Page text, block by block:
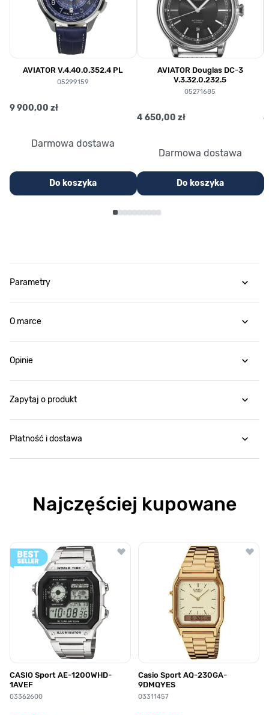
AVIATOR V.4.40.0.352.4 PL
05299159
9 900,00 zł
Darmowa dostawa
Do koszyka
AVIATOR Douglas DC-3
V.3.32.0.232.5
05271685
4 650,00 zł
Darmowa dostawa
Do koszyka
Parametry
O marce
Opinie
Zapytaj o produkt
Płatność i dostawa
Najczęściej kupowane
Poruszanie się po elementach karuzeli jest możliwe za pomocą
Naciśnij, aby pominąć karuzelę
Naciśnij, aby przejść do nawigacji karuzeli
CASIO Sport AE-1200WHD-
1AVEF
03362600
Casio Sport AQ-230GA-
9DMQYES
03311457